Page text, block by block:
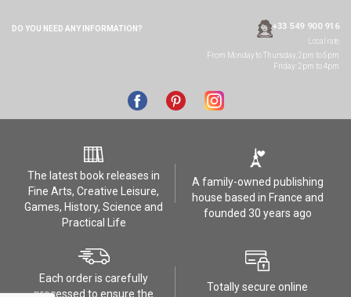
DO YOU NEED ANY INFORMATION? +33 549 900 916
Local rate
From Monday to Thursday, 2pm to 5pm
Friday: 2pm to 4pm
The latest book releases in
Fine Arts, Creative Leisure,
Games, History, Science and
Practical Life
A family-owned publishing
house based in France and
founded 30 years ago
Each order is carefully
processed to ensure the
Totally secure online